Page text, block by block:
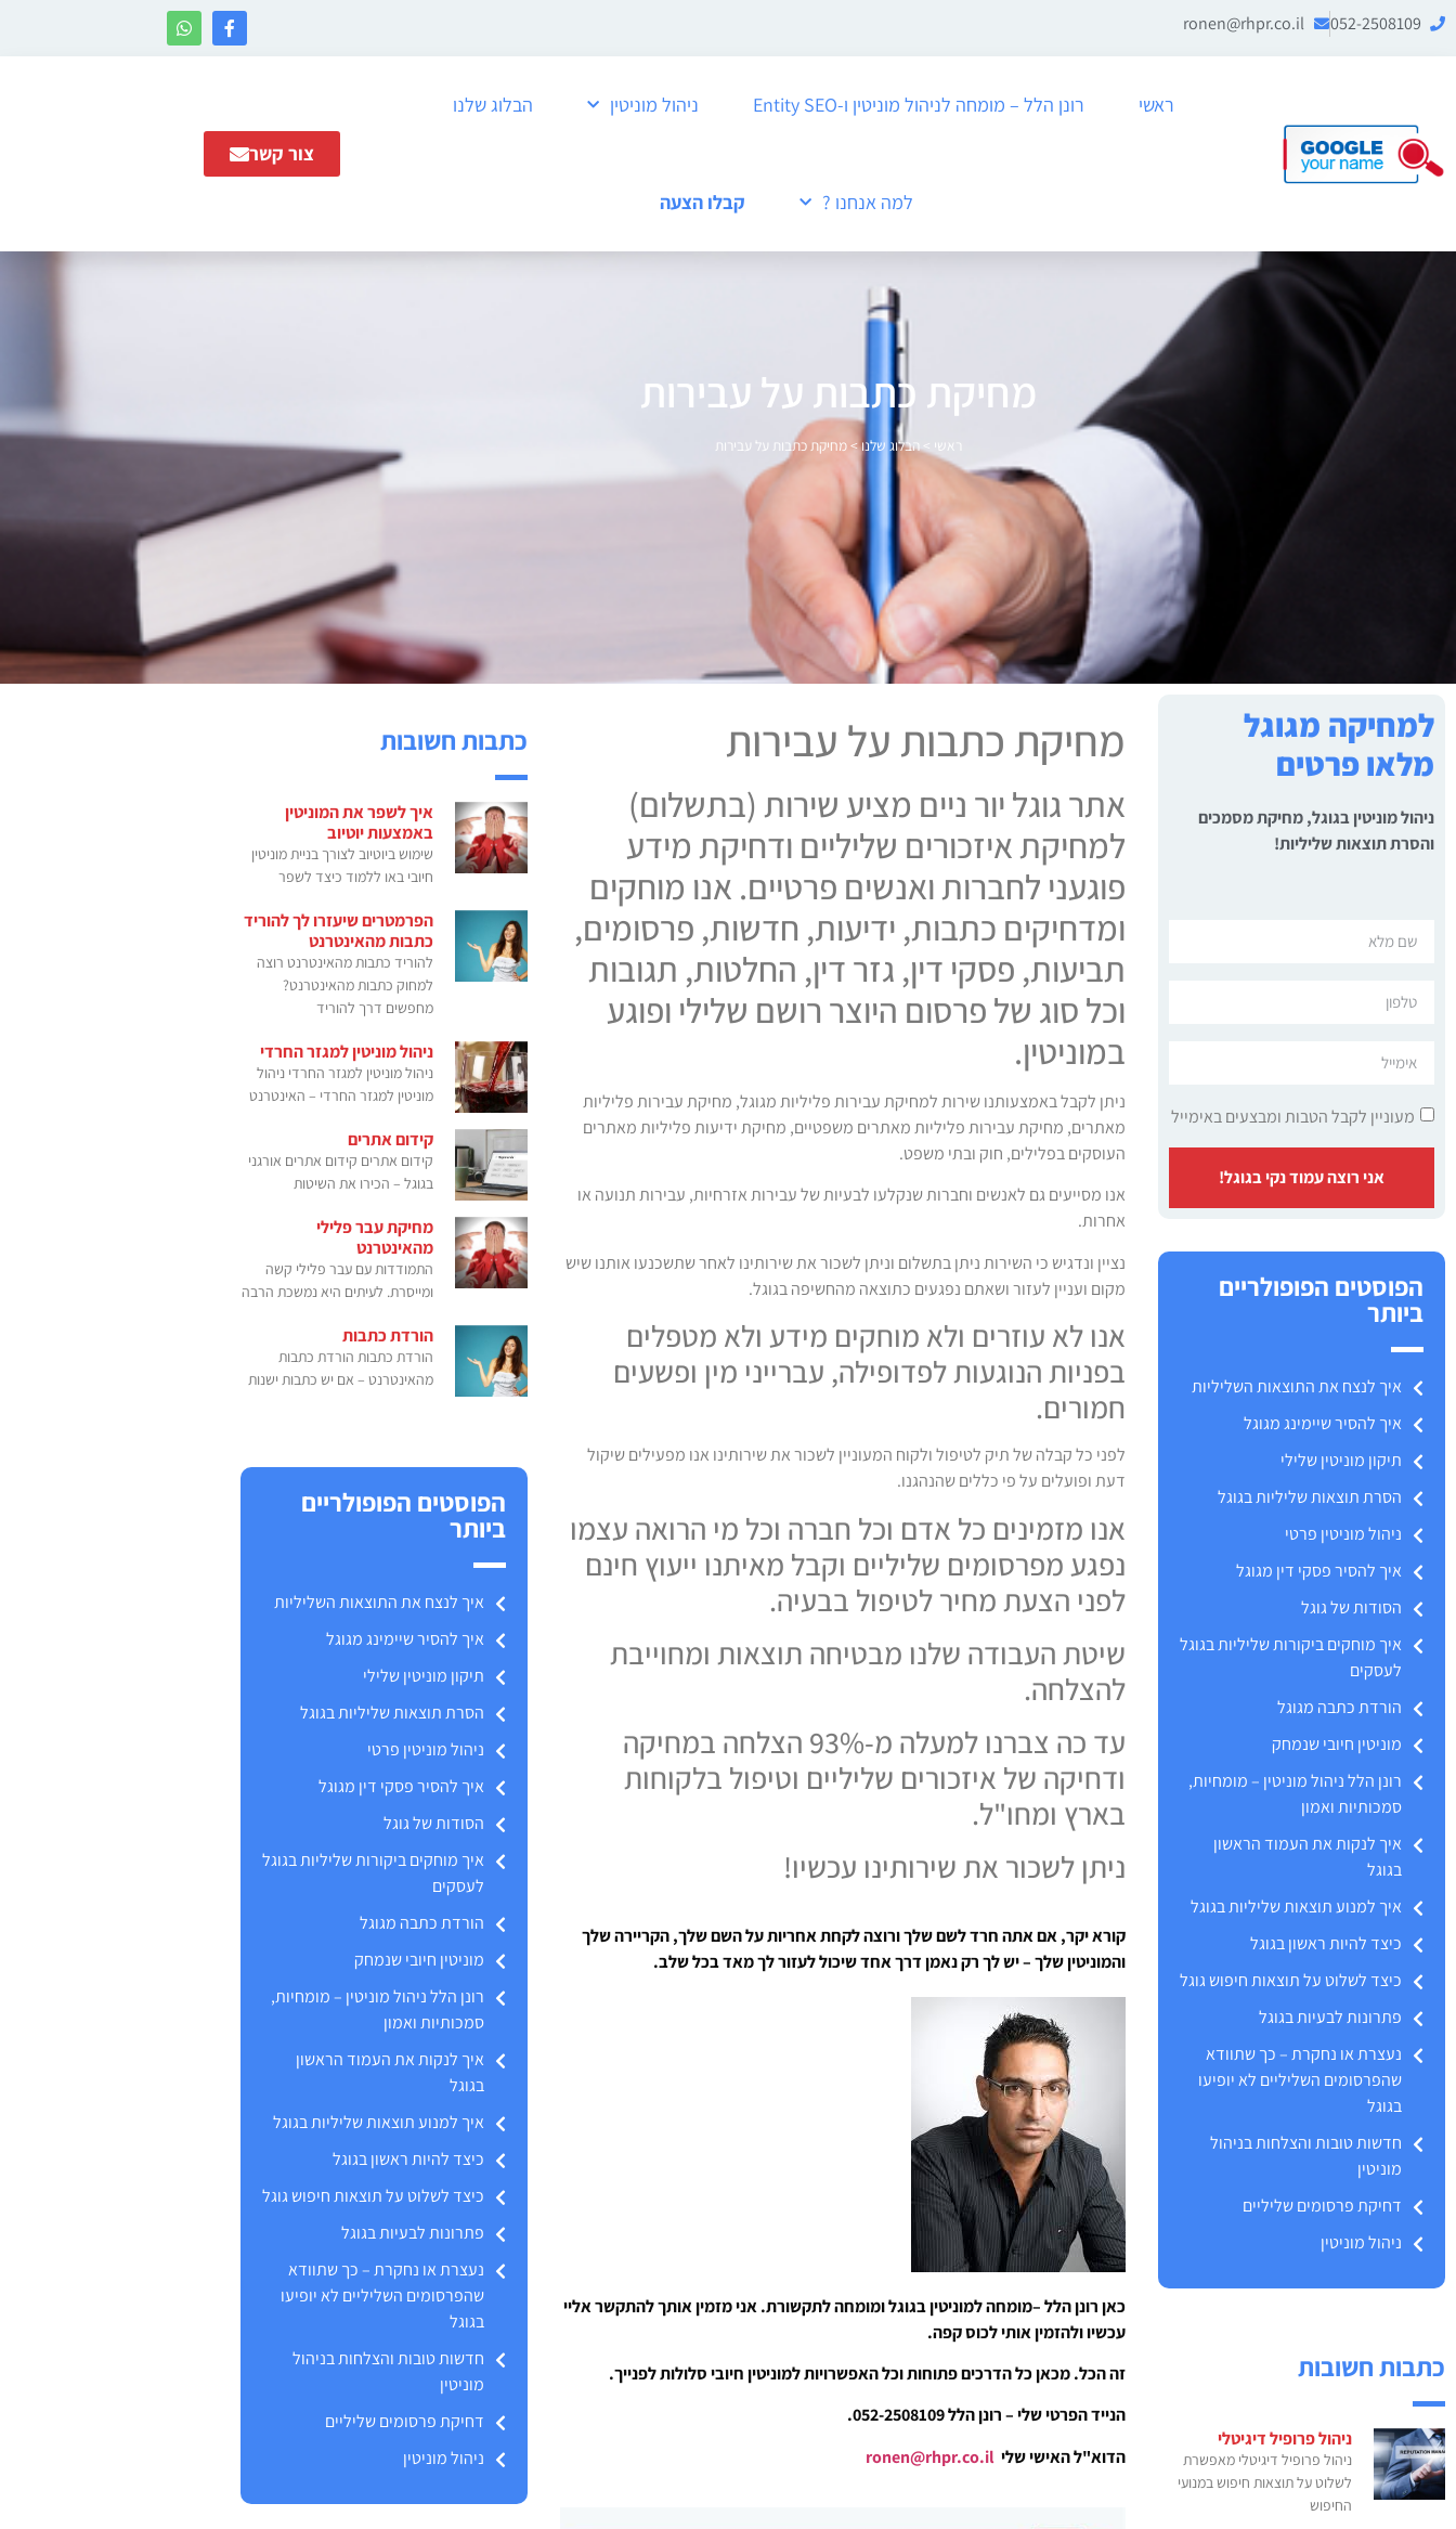
052-2508109
ronen@rhpr.co.il
ראשי רונן הלל – מומחה לניהול מוניטין ו-Entity SEO ניהול מוניטין הבלוג שלנו
למה אנחנו ? קבלו הצעה
צור קשר
מחיקת כתבות על עבירות
ראשי >הבלוג שלנו>מחיקת כתבות על עבירות
למחיקה מגוגל
מלאו פרטים
ניהול מוניטין בגוגל, מחיקת מסמכים
והסרת תוצאות שליליות!
מעוניין לקבל הטבות ומבצעים באימייל
אני רוצה עמוד נקי בגוגל!
הפוסטים הפופולריים
ביותר
איך לנצח את התוצאות השליליות
איך להסיר שיימינג מגוגל
תיקון מוניטין שלילי
הסרת תוצאות שליליות בגוגל
ניהול מוניטין פרטי
איך להסיר פסקי דין מגוגל
הסודות של גוגל
איך מוחקים ביקורות שליליות בגוגל
לעסקים
הורדת כתבה מגוגל
מוניטין חיובי שנמחק
רונן הלל ניהול מוניטין – מומחיות,
סמכותיות ואמון
איך לנקות את העמוד הראשון
בגוגל
איך למנוע תוצאות שליליות בגוגל
כיצד להיות ראשון בגוגל
כיצד לשלוט על תוצאות חיפוש גוגל
פתרונות לבעיות בגוגל
נעצרת או נחקרת – כך שתוודא
שהפרסומים השליליים לא יופיעו
בגוגל
חדשות טובות והצלחות בניהול
מוניטין
דחיקת פרסומים שליליים
ניהול מוניטין
כתבות חשובות
ניהול פרופיל דיגיטלי
ניהול פרופיל דיגיטלי מאפשרת
לשלוט על תוצאות חיפוש במנועי
החיפוש
מחיקת כתבות על עבירות
אתר גוגל יור ניים מציע שירות (בתשלום)
למחיקת איזכורים שליליים ודחיקת מידע
פוגעני לחברות ואנשים פרטיים. אנו מוחקים
ומדחיקים כתבות, ידיעות, חדשות, פרסומים,
תביעות, פסקי דין, גזר דין, החלטות, תגובות
וכל סוג של פרסום היוצר רושם שלילי ופוגע
במוניטין.
ניתן לקבל באמצעותנו שירות למחיקת עבירות פליליות מגוגל, מחיקת עבירות פליליות
מאתרים, מחיקת עבירות פליליות מאתרים משפטיים, מחיקת ידיעות פליליות מאתרים
העוסקים בפלילים, חוק ובתי משפט.
אנו מסייעים גם לאנשים וחברות שנקלעו לבעיות של עבירות אזרחיות, עבירות תנועה או
אחרות.
נציין ונדגיש כי השירות ניתן בתשלום וניתן לשכור את שירותינו לאחר שתשכנעו אותנו שיש
מקום ועניין לעזור ושאתם נפגעים כתוצאה מהחשיפה בגוגל.
אנו לא עוזרים ולא מוחקים מידע ולא מטפלים
בפניות הנוגעות לפדופילה, עברייני מין ופשעים
חמורים.
לפני כל קבלה של תיק לטיפול ולקוח המעוניין לשכור את שירותינו אנו מפעילים שיקול
דעת ופועלים על פי כללים שהנהגנו.
אנו מזמינים כל אדם וכל חברה וכל מי הרואה עצמו
נפגע מפרסומים שליליים וקבל מאיתנו ייעוץ חינם
לפני הצעת מחיר לטיפול בבעיה.
שיטת העבודה שלנו מבטיחה תוצאות ומחוייבת
להצלחה.
עד כה צברנו למעלה מ-93% הצלחה במחיקה
ודחיקה של איזכורים שליליים וטיפול בלקוחות
בארץ ומחו"ל.
ניתן לשכור את שירותינו עכשיו!
קורא יקר, אם אתה חרד לשם שלך ורוצה לקחת אחריות על השם שלך, הקריירה שלך
והמוניטין שלך – יש לך רק נאמן דרך אחד שיכול לעזור לך מאד בכל שלב.
כאן רונן הלל –מומחה למוניטין בגוגל ומומחה לתקשורת. אני מזמין אותך להתקשר אליי
עכשיו ולהזמין אותי לכוס קפה.
זה הכל. מכאן כל הדרכים פתוחות וכל האפשרויות למוניטין חיובי סלולות לפנייך.
הנייד הפרטי שלי – רונן הלל 052-2508109.
הדוא"ל האישי שלי
כתבות חשובות
איך לשפר את המוניטין
באמצעות יוטיוב
שימוש ביוטיוב לצורך בניית מוניטין
חיובי באו ללמוד כיצד לשפר
הפרמטרים שיעזרו לך להוריד
כתבות מהאינטרנט
להוריד כתבות מהאינטרנט רוצה
למחוק כתבות מהאינטרנט?
מחפשים דרך להוריד
ניהול מוניטין למגזר החרדי
ניהול מוניטין למגזר החרדי ניהול
מוניטין למגזר החרדי – האינטרנט
קידום אתרים
קידום אתרים קידום אתרים אורגני
בגוגל – הכירו את השיטות
מחיקת עבר פלילי
מהאינטרנט
התמודדות עם עבר פלילי קשה
ומייסרת. לעיתים היא נמשכת הרבה
הורדת כתבות
הורדת כתבות הורדת כתבות
מהאינטרנט – אם יש כתבות ישנות
הפוסטים הפופולריים
ביותר
איך לנצח את התוצאות השליליות
איך להסיר שיימינג מגוגל
תיקון מוניטין שלילי
הסרת תוצאות שליליות בגוגל
ניהול מוניטין פרטי
איך להסיר פסקי דין מגוגל
הסודות של גוגל
איך מוחקים ביקורות שליליות בגוגל
לעסקים
הורדת כתבה מגוגל
מוניטין חיובי שנמחק
רונן הלל ניהול מוניטין – מומחיות,
סמכותיות ואמון
איך לנקות את העמוד הראשון
בגוגל
איך למנוע תוצאות שליליות בגוגל
כיצד להיות ראשון בגוגל
כיצד לשלוט על תוצאות חיפוש גוגל
פתרונות לבעיות בגוגל
נעצרת או נחקרת – כך שתוודא
שהפרסומים השליליים לא יופיעו
בגוגל
חדשות טובות והצלחות בניהול
מוניטין
דחיקת פרסומים שליליים
ניהול מוניטין